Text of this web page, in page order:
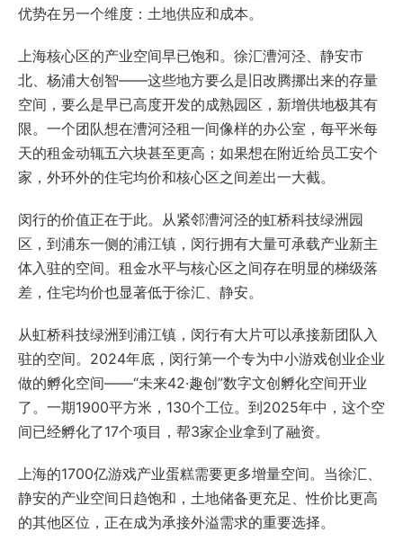
优势在另一个维度：土地供应和成本。
上海核心区的产业空间早已饱和。徐汇漕河泾、静安市
北、杨浦大创智——这些地方要么是旧改腾挪出来的存量
空间，要么是早已高度开发的成熟园区，新增供地极其有
限。一个团队想在漕河泾租一间像样的办公室，每平米每
天的租金动辄五六块甚至更高；如果想在附近给员工安个
家，外环外的住宅均价和核心区之间差出一大截。
闵行的价值正在于此。从紧邻漕河泾的虹桥科技绿洲园
区，到浦东一侧的浦江镇，闵行拥有大量可承载产业新主
体入驻的空间。租金水平与核心区之间存在明显的梯级落
差，住宅均价也显著低于徐汇、静安。
从虹桥科技绿洲到浦江镇，闵行有大片可以承接新团队入
驻的空间。2024年底，闵行第一个专为中小游戏创业企业
做的孵化空间——“未来42·趣创”数字文创孵化空间开业
了。一期1900平方米，130个工位。到2025年中，这个空
间已经孵化了17个项目，帮3家企业拿到了融资。
上海的1700亿游戏产业蛋糕需要更多增量空间。当徐汇、
静安的产业空间日趋饱和，土地储备更充足、性价比更高
的其他区位，正在成为承接外溢需求的重要选择。